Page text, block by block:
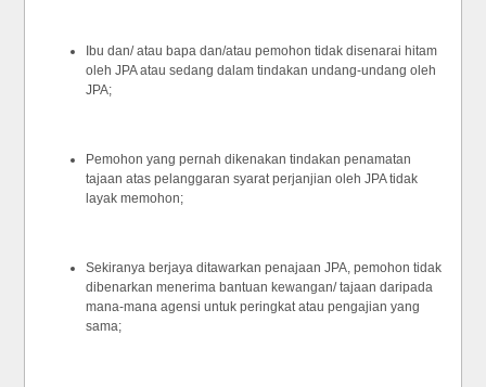
Ibu dan/ atau bapa dan/atau pemohon tidak disenarai hitam
oleh JPA atau sedang dalam tindakan undang-undang oleh
JPA;
Pemohon yang pernah dikenakan tindakan penamatan
tajaan atas pelanggaran syarat perjanjian oleh JPA tidak
layak memohon;
Sekiranya berjaya ditawarkan penajaan JPA, pemohon tidak
dibenarkan menerima bantuan kewangan/ tajaan daripada
mana-mana agensi untuk peringkat atau pengajian yang
sama;